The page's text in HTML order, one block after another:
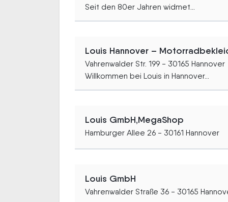
Seit den 80er Jahren widmet...
Louis Hannover –
Vahrenwalder Str. 199 - 30165 Hannover
Willkommen bei Louis in Hannover...
Louis GmbH,MegaShop
Hamburger Allee 26 - 30161 Hannover
Louis GmbH
Vahrenwalder Straße 36 - 30165